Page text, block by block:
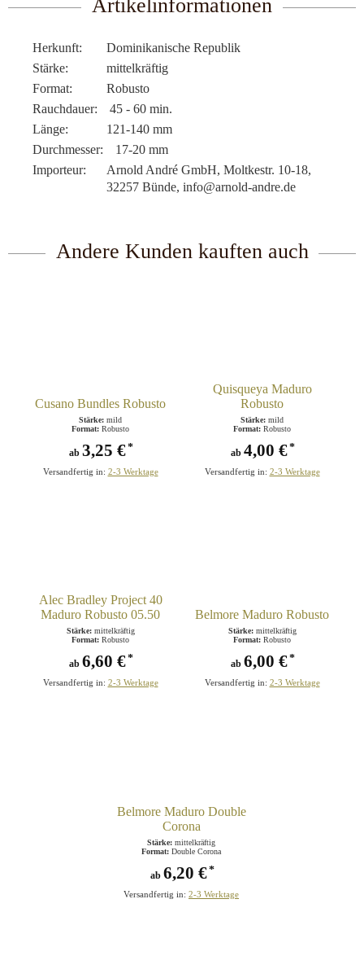
Artikelinformationen
Herkunft:
Dominikanische Republik
Stärke:
mittelkräftig
Format:
Robusto
Rauchdauer:
45 - 60 min.
Länge:
121-140 mm
Durchmesser:
17-20 mm
Importeur:
Arnold André GmbH, Moltkestr. 10-18,
32257 Bünde, info@arnold-andre.de
Andere Kunden kauften auch
Cusano Bundles Robusto
Stärke: mild
Format: Robusto
ab 3,25 €*
Versandfertig in: 2-3 Werktage
Quisqueya Maduro
Robusto
Stärke: mild
Format: Robusto
ab 4,00 €*
Versandfertig in: 2-3 Werktage
Alec Bradley Project 40
Maduro Robusto 05.50
Stärke: mittelkräftig
Format: Robusto
ab 6,60 €*
Versandfertig in: 2-3 Werktage
Belmore Maduro Robusto
Stärke:mittelkräftig
Format: Robusto
ab 6,00 €*
Versandfertig in: 2-3 Werktage
Belmore Maduro Double
Corona
Stärke: mittelkräftig
Format: Double Corona
ab 6,20 €*
Versandfertig in: 2-3 Werktage